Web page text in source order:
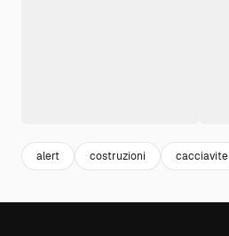
alert costruzioni cacciavite